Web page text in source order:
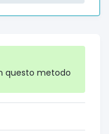
questo metodo